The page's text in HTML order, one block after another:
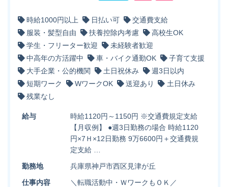
時給1000円以上 日払い可
交通費支給
服装・髪型自由
扶養控除内考慮
高校生OK
学生・フリーター歓迎
未経験者歓迎
中高年の方活躍中
車・バイク通勤OK
子育て支援
大手企業・公的機関
土日祝休み
週3日以内
短期ワーク
WワークOK 送迎あり
土日休み
残業なし
給与
時給1120円～1150円 ※交通費規定支給
【月収例】 ●週3日勤務の場合 時給1120
円×7Ｈ×12日勤務 9万6600円＋交通費規
定支給 …
勤務地
兵庫県神戸市西区見津が丘
仕事内容
＼転職活動中・ＷワークもＯＫ／